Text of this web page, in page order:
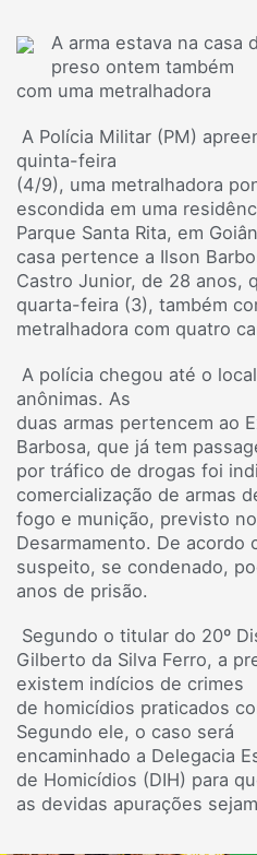
A arma estava na casa
preso ontem também
com uma metralhadora
A Polícia Militar (PM)
quinta-feira
(4/9), uma metralhadora
escondida em uma
Parque Santa Rita, em
casa pertence a Ilson
Castro Junior, de 28 anos,
quarta-feira (3), também
metralhadora com quatro
A polícia chegou até o
anônimas. As
duas armas pertencem ao
Barbosa, que já tem
por tráfico de drogas foi
comercialização de armas
fogo e munição, previsto
Desarmamento. De acordo
suspeito, se condenado,
anos de prisão.
Segundo o titular do 20º
Gilberto da Silva Ferro, a
existem indícios de crimes
de homicídios praticados
Segundo ele, o caso será
encaminhado a Delegacia
de Homicídios (DIH) para
as devidas apurações